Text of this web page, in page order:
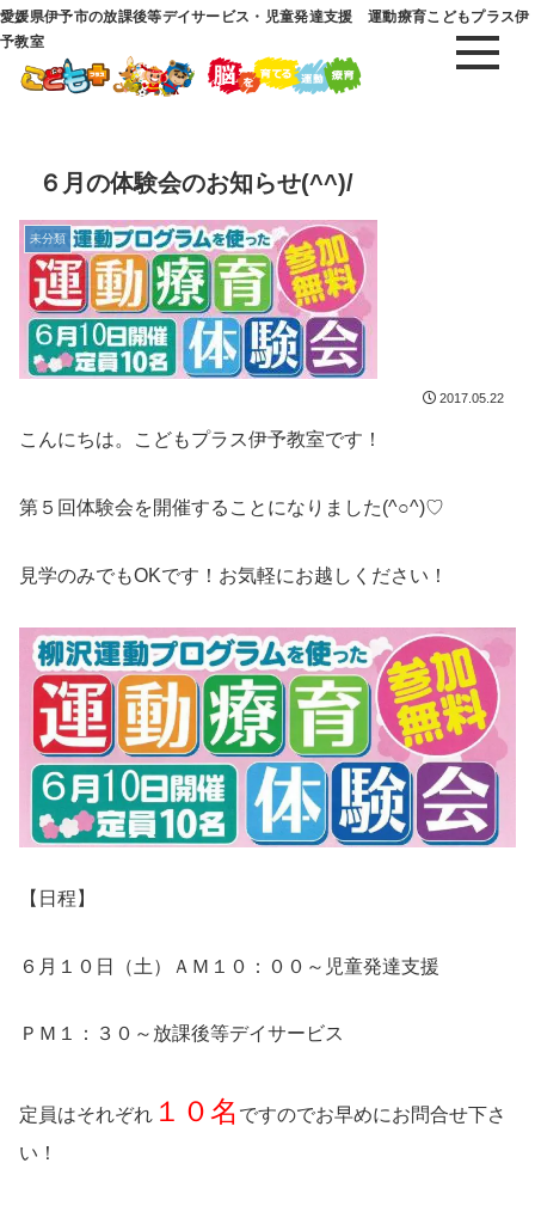
愛媛県伊予市の放課後等デイサービス・児童発達支援 運動療育こどもプラス伊
予教室
６月の体験会のお知らせ(^^)/
未分類
2017.05.22
こんにちは。こどもプラス伊予教室です！
第５回体験会を開催することになりました(^○^)♡
見学のみでもOKです！お気軽にお越しください！
【日程】
６月１０日（土）ＡＭ１０：００～児童発達支援
ＰＭ１：３０～放課後等デイサービス
定員はそれぞれ １０名 ですのでお早めにお問合せ下さ
い！